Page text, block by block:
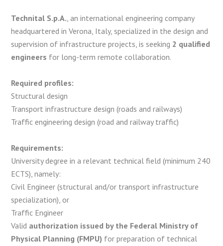
Technital S.p.A., an international engineering company
headquartered in Verona, Italy, specialized in the design and
supervision of infrastructure projects, is seeking 2 qualified
engineers for long-term remote collaboration.
Required profiles:
Structural design
Transport infrastructure design (roads and railways)
Traffic engineering design (road and railway traffic)
Requirements:
University degree in a relevant technical field (minimum 240
ECTS), namely:
Civil Engineer (structural and/or transport infrastructure
specialization), or
Traffic Engineer
Valid authorization issued by the Federal Ministry of
Physical Planning (FMPU) for preparation of technical